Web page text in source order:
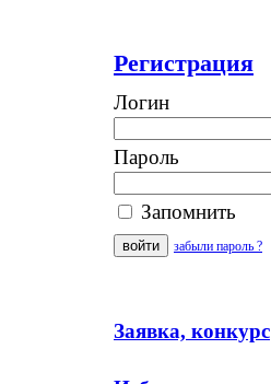
Регистрация
Логин
Пароль
Запомнить
забыли пароль ?
Заявка, конкурс